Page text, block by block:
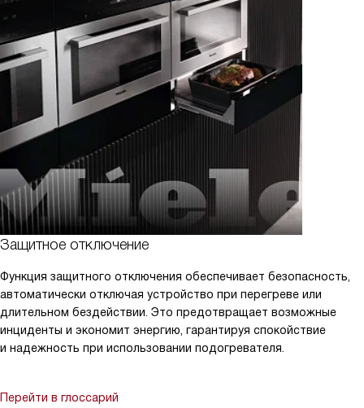
Защитное отключение
Функция защитного отключения обеспечивает безопасность,
автоматически отключая устройство при перегреве или
длительном бездействии. Это предотвращает возможные
инциденты и экономит энергию, гарантируя спокойствие
и надежность при использовании подогревателя.
Перейти в глоссарий